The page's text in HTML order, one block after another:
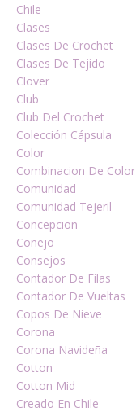
Chile
Clases
Clases De Crochet
Clases De Tejido
Clover
Club
Club Del Crochet
Colección Cápsula
Color
Combinacion De Color
Comunidad
Comunidad Tejeril
Concepcion
Conejo
Consejos
Contador De Filas
Contador De Vueltas
Copos De Nieve
Corona
Corona Navideña
Cotton
Cotton Mid
Creado En Chile